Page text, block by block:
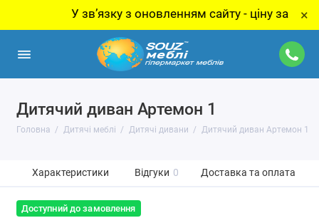
У звʼязку з оновленням сайту - ціну за товар ×
Дитячий диван Артемон 1
Головна Дитячі меблі Дитячі дивани Дитячий диван Артемон 1
Характеристики Відгуки 0 Доставка та оплата
Доступний до замовлення